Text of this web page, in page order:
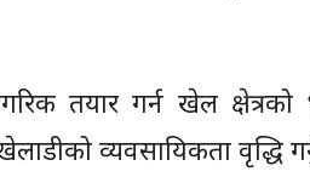
तयार गर्न खेल
व्यवसायिकता वृद्धि